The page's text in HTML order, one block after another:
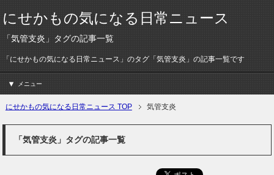
にせかもの気になる日常ニュース
「気管支炎」タグの記事一覧
「にせかもの気になる日常ニュース」のタグ「気管支炎」の記事一覧です
メニュー
にせかもの気になる日常ニュース TOP 気管支炎
「気管支炎」タグの記事一覧